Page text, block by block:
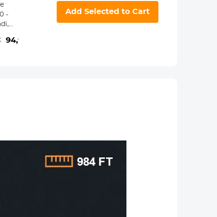
-
di
94,99€
Add Selected to Cart